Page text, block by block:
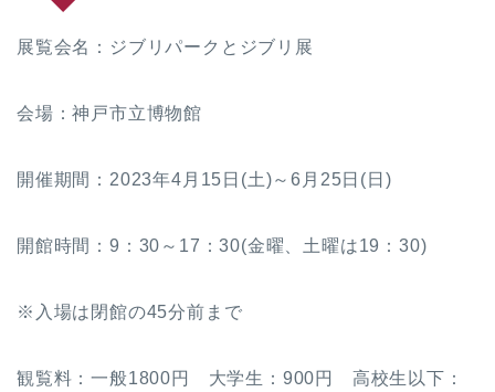
展覧会名：ジブリパークとジブリ展
会場：神戸市立博物館
開催期間：2023年4月15日(土)～6月25日(日)
開館時間：9：30～17：30(金曜、土曜は19：30)
※入場は閉館の45分前まで
観覧料：一般1800円 大学生：900円 高校生以下：